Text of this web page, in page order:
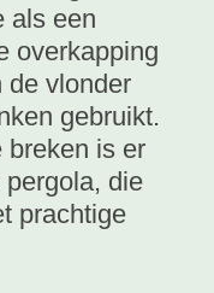
als een
overkapping
de vlonder
gebruikt.
breken is er
die
prachtige